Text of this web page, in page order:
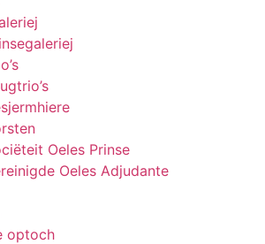
Oeles Prinse
Oeles Adjudante
optoch